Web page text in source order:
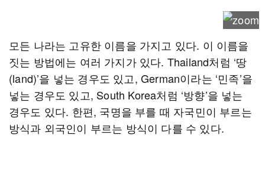
모든 나라는 고유한 이름을 가지고 있다. 이 이름을
짓는 방법에는 여러 가지가 있다. Thailand처럼 ‘땅
(land)’을 넣는 경우도 있고, German이라는 ‘민족’을
넣는 경우도 있고, South Korea처럼 ‘방향’을 넣는
경우도 있다. 한편, 국명을 부를 때 자국민이 부르는
방식과 외국인이 부르는 방식이 다를 수 있다.